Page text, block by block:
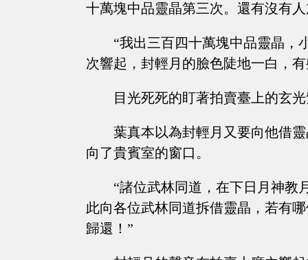
十萬塊中品靈晶第三次。還有沒有人
“我出三百四十萬塊中品靈晶，
次響起，封輕月的臉色陡地一白，
目光死死的盯著拍賣臺上的玄
葉真本以為封輕月又要向他借
向了貴賓室的窗口。
“諸位武林同道，在下日月神教
此向各位武林同道拆借靈晶，若有
歸還！”